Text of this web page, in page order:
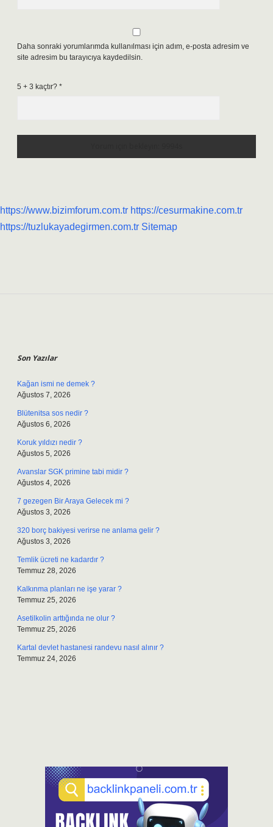
Daha sonraki yorumlarımda kullanılması için adım, e-posta adresim ve
site adresim bu tarayıcıya kaydedilsin.
5 + 3 kaçtır? *
https://www.bizimforum.com.tr https://cesurmakine.com.tr
https://tuzlukayadegirmen.com.tr Sitemap
Son Yazılar
Kağan ismi ne demek ?
Ağustos 7, 2026
Blütenitsa sos nedir ?
Ağustos 6, 2026
Koruk yıldızı nedir ?
Ağustos 5, 2026
Avanslar SGK primine tabi midir ?
Ağustos 4, 2026
7 gezegen Bir Araya Gelecek mi ?
Ağustos 3, 2026
320 borç bakiyesi verirse ne anlama gelir ?
Ağustos 3, 2026
Temlik ücreti ne kadardır ?
Temmuz 28, 2026
Kalkınma planları ne işe yarar ?
Temmuz 25, 2026
Asetilkolin arttığında ne olur ?
Temmuz 25, 2026
Kartal devlet hastanesi randevu nasıl alınır ?
Temmuz 24, 2026